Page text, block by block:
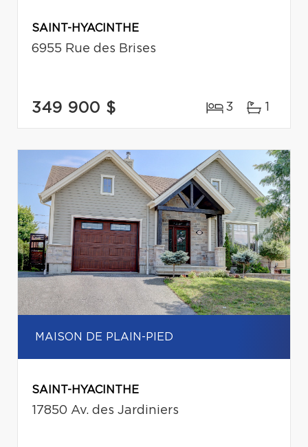
SAINT-HYACINTHE
6955 Rue des Brises
349 900 $ 3 1
MAISON DE PLAIN-PIED
SAINT-HYACINTHE
17850 Av. des Jardiniers